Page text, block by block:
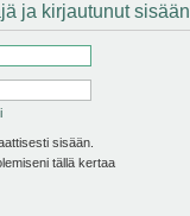
ja kirjautunut
sisään.
tällä kertaa